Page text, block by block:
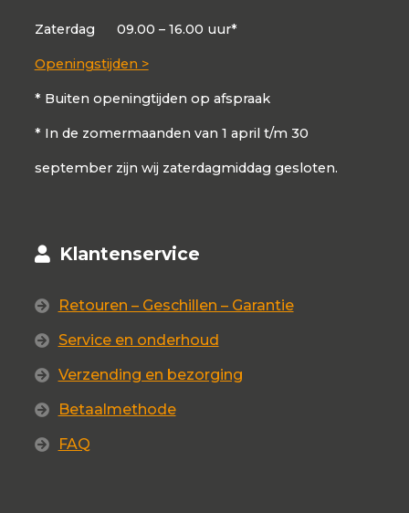
Zaterdag 09.00 – 16.00 uur*
Openingstijden >
* Buiten openingtijden op afspraak
* In de zomermaanden van 1 april t/m 30
september zijn wij zaterdagmiddag gesloten.
Klantenservice
Retouren – Geschillen – Garantie
Service en onderhoud
Verzending en bezorging
Betaalmethode
FAQ